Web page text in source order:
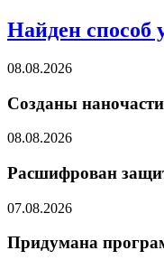
Найден способ
08.08.2026
Созданы
08.08.2026
Расшифрован
07.08.2026
Придумана